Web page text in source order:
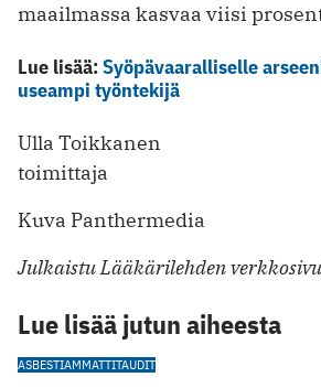
maailmassa kasvaa viisi
Lue lisää:Syöpävaaralliselle
useampi työntekijä
Ulla Toikkanen
toimittaja
Kuva Panthermedia
Julkaistu Lääkärilehden
Lue lisää jutun aiheesta
ASBESTIAMMATTITAUDIT